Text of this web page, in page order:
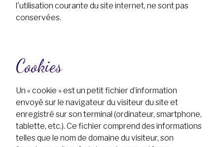
l'utilisation courante du site internet, ne sont pas
conservées.
Cookies
Un « cookie » est un petit fichier d’information
envoyé sur le navigateur du visiteur du site et
enregistré sur son terminal (ordinateur, smartphone,
tablette, etc.). Ce fichier comprend des informations
telles que le nom de domaine du visiteur, son